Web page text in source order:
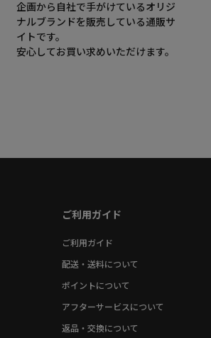
企画から自社で手がけているオリジ
ナルブランドを販売している通販サ
イトです。
安心してお買い求めいただけます。
ご利用ガイド
ご利用ガイド
配送・送料について
ポイントについて
アフターサービスについて
返品・交換について